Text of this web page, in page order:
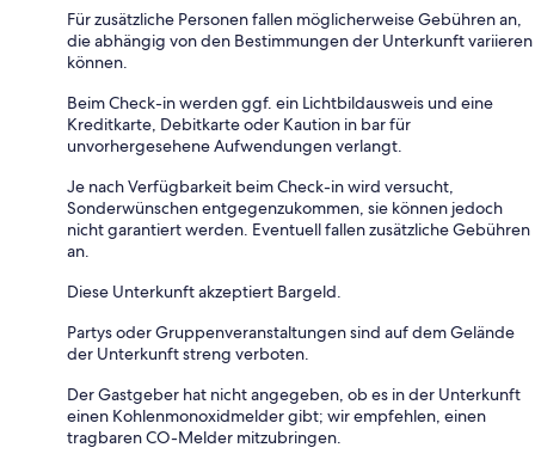
Für zusätzliche Personen fallen möglicherweise Gebühren an,
die abhängig von den Bestimmungen der Unterkunft variieren
können.
Beim Check-in werden ggf. ein Lichtbildausweis und eine
Kreditkarte, Debitkarte oder Kaution in bar für
unvorhergesehene Aufwendungen verlangt.
Je nach Verfügbarkeit beim Check-in wird versucht,
Sonderwünschen entgegenzukommen, sie können jedoch
nicht garantiert werden. Eventuell fallen zusätzliche Gebühren
an.
Diese Unterkunft akzeptiert Bargeld.
Partys oder Gruppenveranstaltungen sind auf dem Gelände
der Unterkunft streng verboten.
Der Gastgeber hat nicht angegeben, ob es in der Unterkunft
einen Kohlenmonoxidmelder gibt; wir empfehlen, einen
tragbaren CO-Melder mitzubringen.